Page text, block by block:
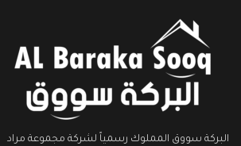
البركة سووق المملوك رسمياً لشركة مجموعة مراد